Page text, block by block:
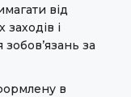
від
і
за
в